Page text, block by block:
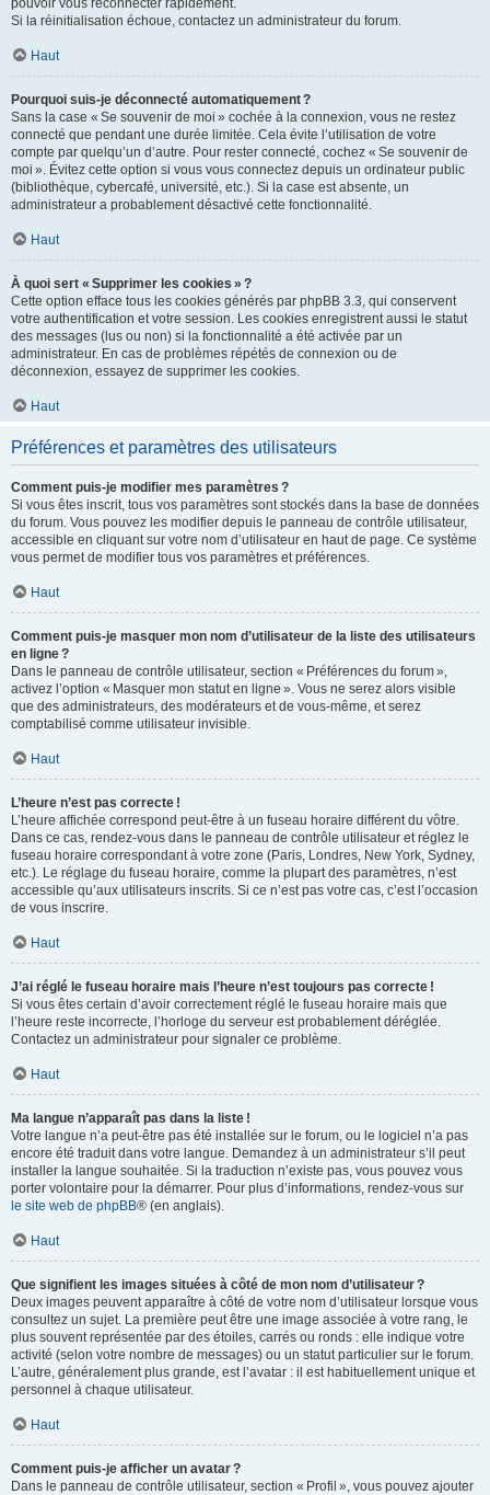
pouvoir vous reconnecter rapidement.
Si la réinitialisation échoue, contactez un administrateur du forum.
Haut
Pourquoi suis-je déconnecté automatiquement ?
Sans la case « Se souvenir de moi » cochée à la connexion, vous ne restez
connecté que pendant une durée limitée. Cela évite l’utilisation de votre
compte par quelqu’un d’autre. Pour rester connecté, cochez « Se souvenir de
moi ». Évitez cette option si vous vous connectez depuis un ordinateur public
(bibliothèque, cybercafé, université, etc.). Si la case est absente, un
administrateur a probablement désactivé cette fonctionnalité.
Haut
À quoi sert « Supprimer les cookies » ?
Cette option efface tous les cookies générés par phpBB 3.3, qui conservent
votre authentification et votre session. Les cookies enregistrent aussi le statut
des messages (lus ou non) si la fonctionnalité a été activée par un
administrateur. En cas de problèmes répétés de connexion ou de
déconnexion, essayez de supprimer les cookies.
Haut
Préférences et paramètres des utilisateurs
Comment puis-je modifier mes paramètres ?
Si vous êtes inscrit, tous vos paramètres sont stockés dans la base de données
du forum. Vous pouvez les modifier depuis le panneau de contrôle utilisateur,
accessible en cliquant sur votre nom d’utilisateur en haut de page. Ce système
vous permet de modifier tous vos paramètres et préférences.
Haut
Comment puis-je masquer mon nom d’utilisateur de la liste des utilisateurs
en ligne ?
Dans le panneau de contrôle utilisateur, section « Préférences du forum »,
activez l’option « Masquer mon statut en ligne ». Vous ne serez alors visible
que des administrateurs, des modérateurs et de vous-même, et serez
comptabilisé comme utilisateur invisible.
Haut
L’heure n’est pas correcte !
L’heure affichée correspond peut-être à un fuseau horaire différent du vôtre.
Dans ce cas, rendez-vous dans le panneau de contrôle utilisateur et réglez le
fuseau horaire correspondant à votre zone (Paris, Londres, New York, Sydney,
etc.). Le réglage du fuseau horaire, comme la plupart des paramètres, n’est
accessible qu’aux utilisateurs inscrits. Si ce n’est pas votre cas, c’est l’occasion
de vous inscrire.
Haut
J’ai réglé le fuseau horaire mais l’heure n’est toujours pas correcte !
Si vous êtes certain d’avoir correctement réglé le fuseau horaire mais que
l’heure reste incorrecte, l’horloge du serveur est probablement déréglée.
Contactez un administrateur pour signaler ce problème.
Haut
Ma langue n’apparaît pas dans la liste !
Votre langue n’a peut-être pas été installée sur le forum, ou le logiciel n’a pas
encore été traduit dans votre langue. Demandez à un administrateur s’il peut
installer la langue souhaitée. Si la traduction n’existe pas, vous pouvez vous
porter volontaire pour la démarrer. Pour plus d’informations, rendez-vous sur
le site web de phpBB® (en anglais).
Haut
Que signifient les images situées à côté de mon nom d’utilisateur ?
Deux images peuvent apparaître à côté de votre nom d’utilisateur lorsque vous
consultez un sujet. La première peut être une image associée à votre rang, le
plus souvent représentée par des étoiles, carrés ou ronds : elle indique votre
activité (selon votre nombre de messages) ou un statut particulier sur le forum.
L’autre, généralement plus grande, est l’avatar : il est habituellement unique et
personnel à chaque utilisateur.
Haut
Comment puis-je afficher un avatar ?
Dans le panneau de contrôle utilisateur, section « Profil », vous pouvez ajouter